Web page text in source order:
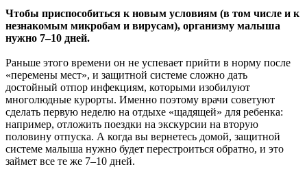
Чтобы приспособиться к новым условиям (в том числе и к
незнакомым микробам и вирусам), организму малыша
нужно 7–10 дней.
Раньше этого времени он не успевает прийти в норму после
«перемены мест», и защитной системе сложно дать
достойный отпор инфекциям, которыми изобилуют
многолюдные курорты. Именно поэтому врачи советуют
сделать первую неделю на отдыхе «щадящей» для ребенка:
например, отложить поездки на экскурсии на вторую
половину отпуска. А когда вы вернетесь домой, защитной
системе малыша нужно будет перестроиться обратно, и это
займет все те же 7–10 дней.